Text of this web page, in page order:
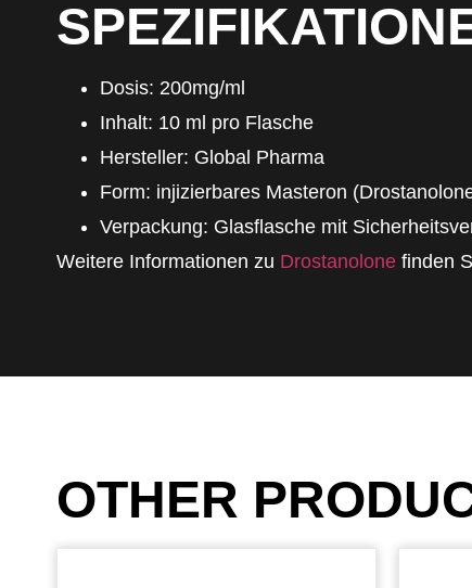
Dosis: 200mg/ml
Inhalt: 10 ml pro Flasche
Hersteller: Global Pharma
Form: injizierbares Masteron
Verpackung: Glasflasche mit
Weitere Informationen zu Drostanolone finden
OTHER